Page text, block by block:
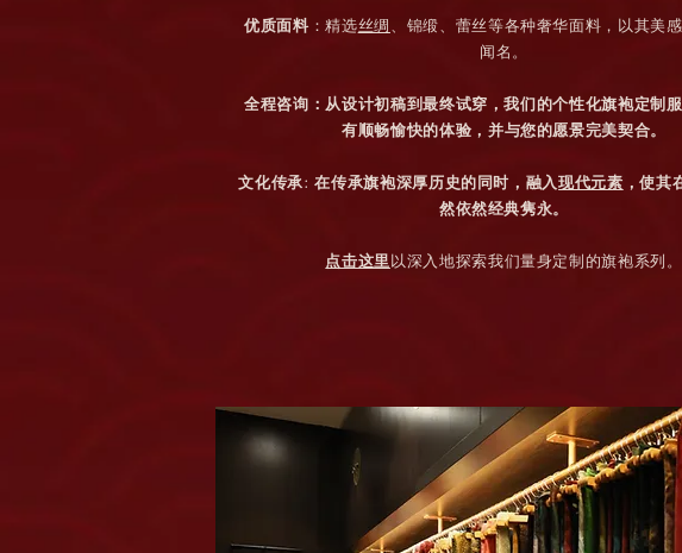
优质面料：精选丝绸、锦缎、蕾丝等各种奢华面料，以其美
闻名。
全程咨询：从设计初稿到最终试穿，我们的个性化旗袍定制
有顺畅愉快的体验，并与您的愿景完美契合。
文化传承: 在传承旗袍深厚历史的同时，融入现代元素 ，使其
然依然经典隽永。
点击这里以深入地探索我们量身定制的旗袍系列。